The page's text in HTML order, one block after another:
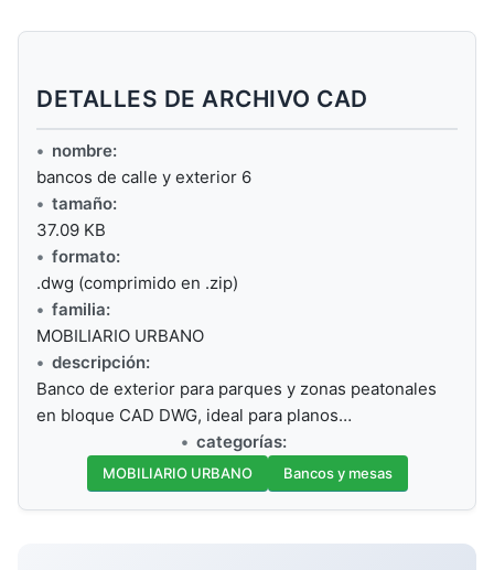
DETALLES DE ARCHIVO CAD
nombre:
bancos de calle y exterior 6
tamaño:
37.09 KB
formato:
.dwg (comprimido en .zip)
familia:
MOBILIARIO URBANO
descripción:
Banco de exterior para parques y zonas peatonales
en bloque CAD DWG, ideal para planos…
categorías:
MOBILIARIO URBANO Bancos y mesas